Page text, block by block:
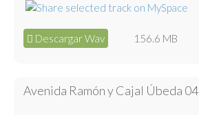
Descargar Wav 156.6 MB
Avenida Ramón y Cajal Úbeda 04